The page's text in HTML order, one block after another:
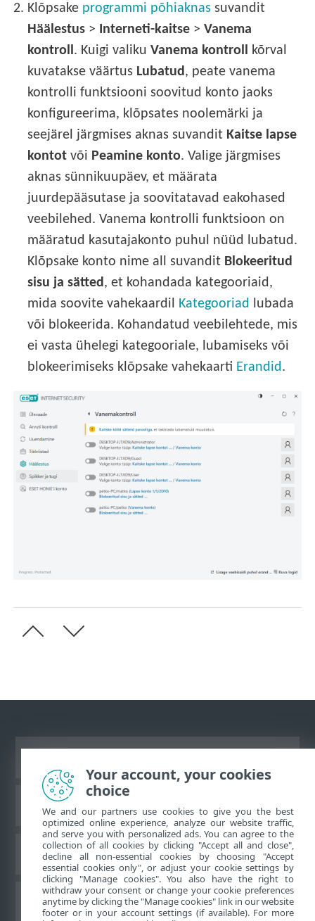
2. Klõpsake programmi põhiaknas suvandit
Häälestus > Interneti-kaitse >Vanema
kontroll . Kuigi valikuVanema kontroll
kõrval
kuvatakse väärtus Lubatud , peate vanema
kontrolli funktsiooni soovitud konto jaoks
konfigureerima, klõpsates noolemärki ja
seejärel järgmises aknas suvandit Kaitse lapse
kontot või Peamine konto. Valige järgmises
aknas sünnikuupäev, et määrata
juurdepääsutase ja soovitatavad eakohased
veebilehed. Vanema kontrolli funktsioon on
määratud kasutajakonto puhul nüüd lubatud.
Klõpsake konto nime all suvandit Blokeeritud
sisu ja sätted , et kohandada kategooriaid,
mida soovite vahekaardil
Kategooriad
lubada
või blokeerida. Kohandatud veebilehtede, mis
ei vasta ühelegi kategooriale, lubamiseks või
blokeerimiseks klõpsake vahekaarti Erandid .
ESET teadmistebaas
ESET-i foorum
Piirkondlik tugi
Your account, your cookies
choice
We and our partners use cookies to give you the best
optimized online experience, analyze our website traffic,
and serve you with personalized ads. You can agree to the
collection of all cookies by clicking "Accept all and close",
decline all non-essential cookies by choosing "Accept
essential cookies only", or adjust your cookie settings by
clicking "Manage cookies". You also have the right to
withdraw your consent or change your cookie preferences
anytime by clicking the "Manage cookies" link in our website
footer or in your account settings (if available). For more